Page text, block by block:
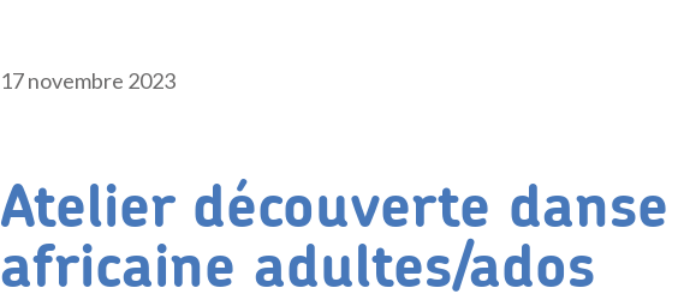
17 novembre 2023
Atelier découverte danse
africaine adultes/ados